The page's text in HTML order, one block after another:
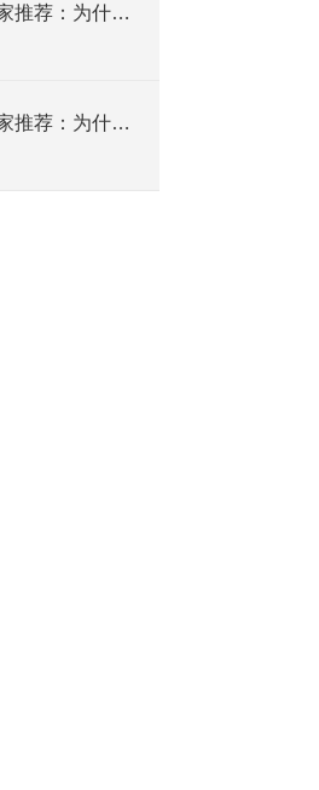
铜渣压饼机生产厂家推荐：为什么恩派特成为众多企业的信赖？
铁渣压饼机生产厂家推荐：为什么恩派特成为众多企业的优选？